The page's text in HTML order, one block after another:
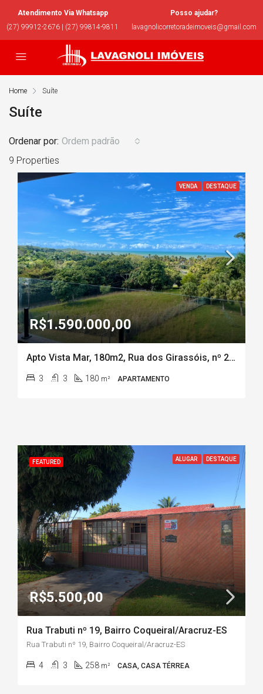
Atendimento Via Whatsapp
(27) 99912-2676 | (27) 99814-9811
Posso ajudar?
lavagnolicorretoradeimoveis@gmail.com
Home Suíte
Suíte
9 Properties
Ordenar por: Ordem padrão
VENDA DESTAQUE
R$1.590.000,00
Apto Vista Mar, 180m2, Rua dos Girassóis, nº 20, Ed. Piraqueaçu, Coqueiral de Aracruz-ES
3 3 180 m² APARTAMENTO
FEATURED ALUGAR DESTAQUE
R$5.500,00
Rua Trabuti nº 19, Bairro Coqueiral/Aracruz-ES
Rua Trabuti nº 19, Bairro Coqueiral/Aracruz-ES
4 3 258 m² CASA, CASA TÉRREA